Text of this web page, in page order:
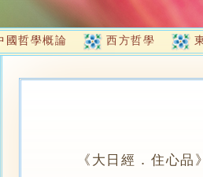
國哲學概論 西方哲學
《大日經．住心